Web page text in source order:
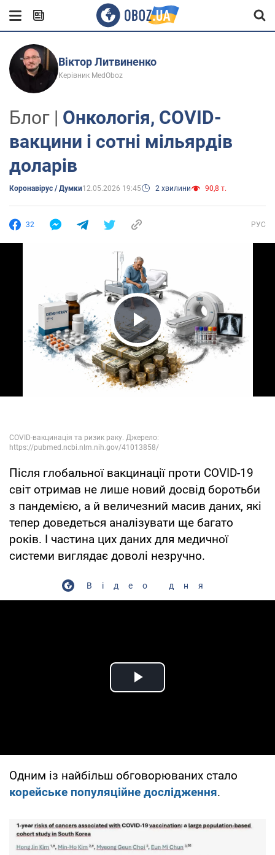
Віктор Литвиненко
Керівник MedOboz
Блог | Онкологія, COVID-
вакцини і сотні мільярдів
доларів
Коронавірус / Думки12.05.2026 19:45 2 хвилини 90,8 т.
32 РУС
Play Video
Після глобальної вакцинації проти COVID-19
світ отримав не лише новий досвід боротьби
з пандемією, а й величезний масив даних, які
тепер доведеться аналізувати ще багато
років. І частина цих даних для медичної
системи виглядає доволі незручно.
Відео дня
Play Video
Одним із найбільш обговорюваних стало
корейське популяційне дослідження.